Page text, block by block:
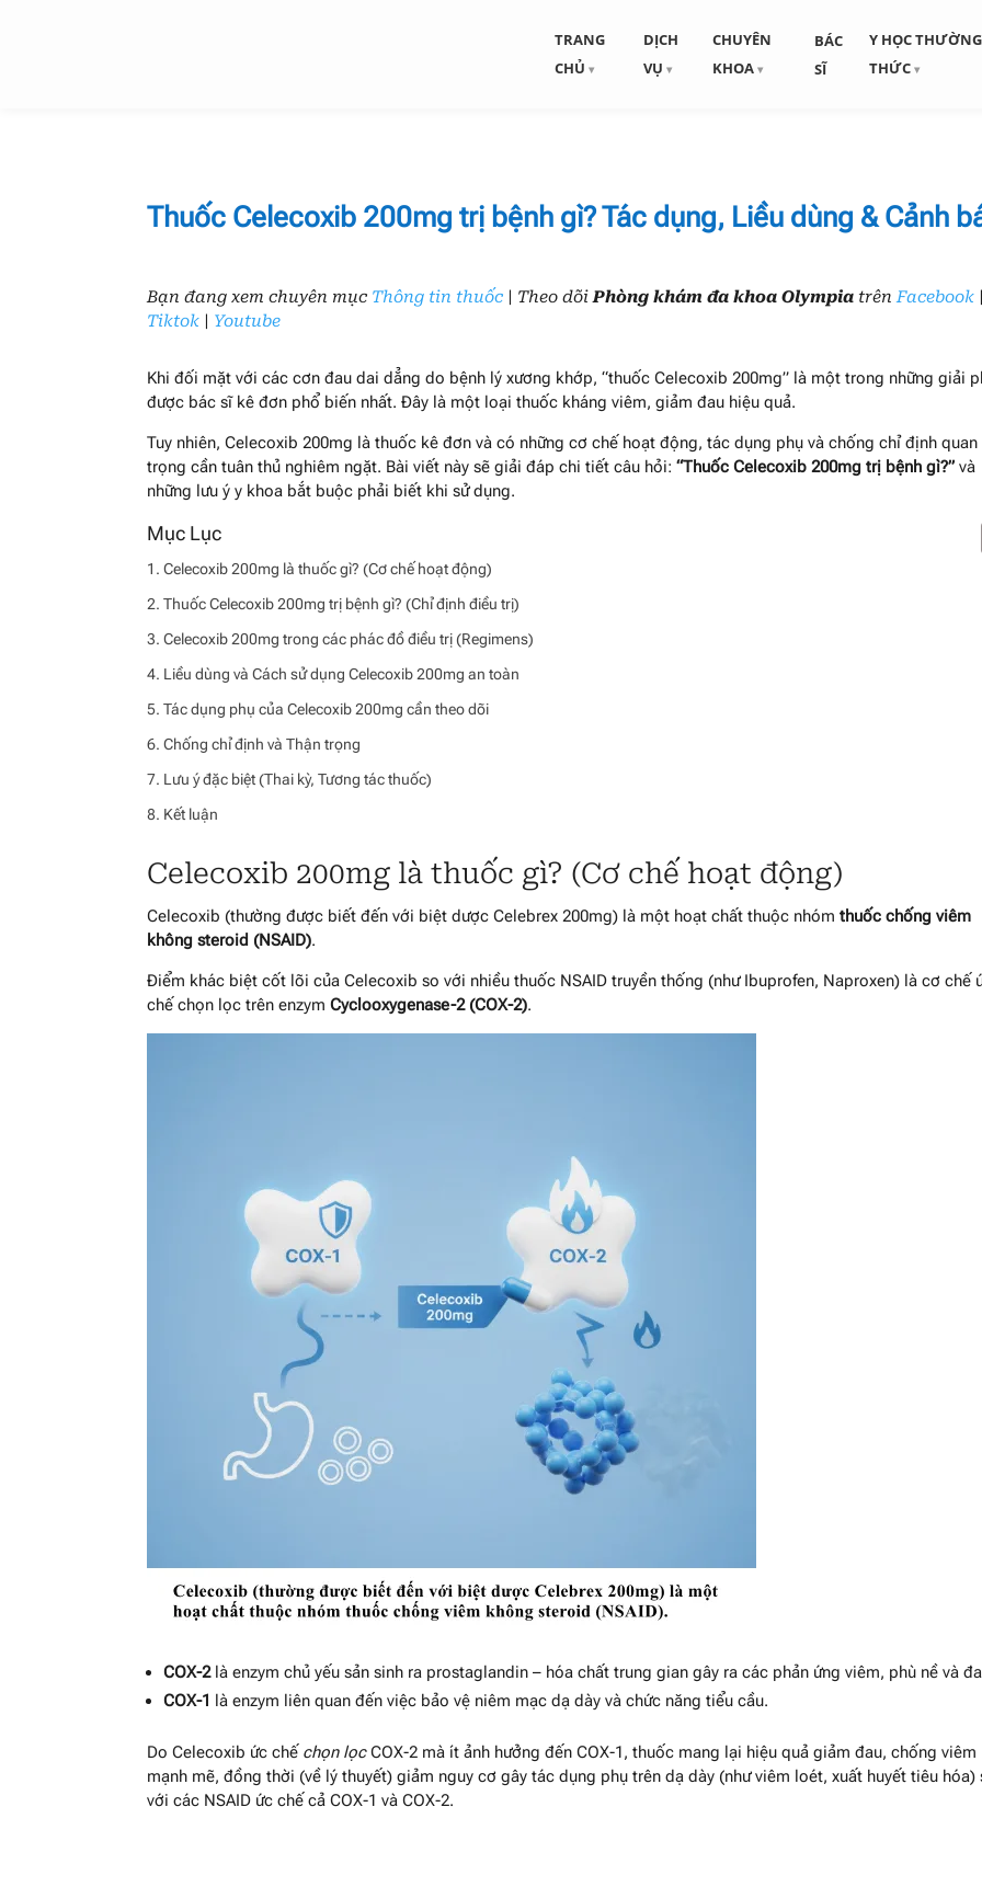
TRANG
CHỦ
DỊCH
VỤ
CHUYÊN
KHOA
BÁC
SĨ
Y HỌC THƯỜNG
THỨC
Thuốc Celecoxib 200mg trị bệnh gì? Tác dụng, Liều dùng & Cảnh
Bạn đang xem chuyên mục Thông tin thuốc | Theo dõiPhòng khám đa khoa Olympia trênFacebook
Tiktok | Youtube
Khi đối mặt với các cơn đau dai dẳng do bệnh lý xương khớp, “thuốc Celecoxib 200mg” là một trong những giải
được bác sĩ kê đơn phổ biến nhất. Đây là một loại thuốc kháng viêm, giảm đau hiệu quả.
Tuy nhiên, Celecoxib 200mg là thuốc kê đơn và có những cơ chế hoạt động, tác dụng phụ và chống chỉ định quan
trọng cần tuân thủ nghiêm ngặt. Bài viết này sẽ giải đáp chi tiết câu hỏi:“Thuốc Celecoxib 200mg trị bệnh gì?” và
những lưu ý y khoa bắt buộc phải biết khi sử dụng.
Celecoxib 200mg là thuốc gì? (Cơ chế hoạt động)
Thuốc Celecoxib 200mg trị bệnh gì? (Chỉ định điều trị)
Celecoxib 200mg trong các phác đồ điều trị (Regimens)
Liều dùng và Cách sử dụng Celecoxib 200mg an toàn
Tác dụng phụ của Celecoxib 200mg cần theo dõi
Chống chỉ định và Thận trọng
Lưu ý đặc biệt (Thai kỳ, Tương tác thuốc)
Kết luận
Celecoxib 200mg là thuốc gì? (Cơ chế hoạt động)
Celecoxib (thường được biết đến với biệt dược Celebrex 200mg) là một hoạt chất thuộc nhómthuốc chống viêm
không steroid (NSAID).
Điểm khác biệt cốt lõi của Celecoxib so với nhiều thuốc NSAID truyền thống (như Ibuprofen, Naproxen) là cơ chế
chế chọn lọc trên enzymCyclooxygenase-2 (COX-2).
COX-2là enzym chủ yếu sản sinh ra prostaglandin – hóa chất trung gian gây ra các phản ứng viêm, phù nề và
COX-1 là enzym liên quan đến việc bảo vệ niêm mạc dạ dày và chức năng tiểu cầu.
Do Celecoxib ức chế chọn lọcCOX-2 mà ít ảnh hưởng đến COX-1, thuốc mang lại hiệu quả giảm đau, chống viêm
mạnh mẽ, đồng thời (về lý thuyết) giảm nguy cơ gây tác dụng phụ trên dạ dày (như viêm loét, xuất huyết tiêu hóa)
với các NSAID ức chế cả COX-1 và COX-2.